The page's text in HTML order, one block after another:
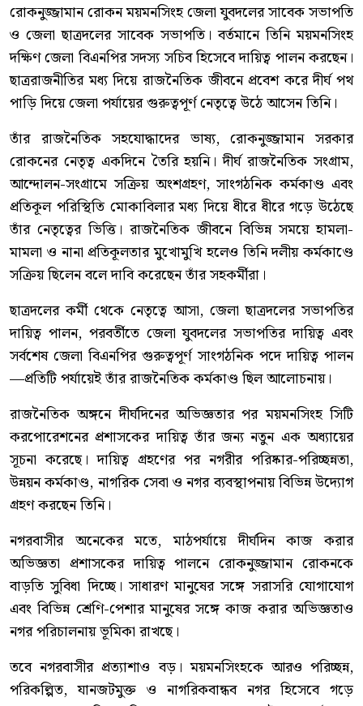
রোকনুজ্জামান রোকন ময়মনসিংহ জেলা যুবদলের সাবেক সভাপতি
ও জেলা ছাত্রদলের সাবেক সভাপতি। বর্তমানে তিনি ময়মনসিংহ
দক্ষিণ জেলা বিএনপির সদস্য সচিব হিসেবে দায়িত্ব পালন করছেন।
ছাত্ররাজনীতির মধ্য দিয়ে রাজনৈতিক জীবনে প্রবেশ করে দীর্ঘ পথ
পাড়ি দিয়ে জেলা পর্যায়ের গুরুত্বপূর্ণ নেতৃত্বে উঠে আসেন তিনি।
তাঁর রাজনৈতিক সহযোদ্ধাদের ভাষ্য, রোকনুজ্জামান সরকার
রোকনের নেতৃত্ব একদিনে তৈরি হয়নি। দীর্ঘ রাজনৈতিক সংগ্রাম,
আন্দোলন-সংগ্রামে সক্রিয় অংশগ্রহণ, সাংগঠনিক কর্মকাণ্ড এবং
প্রতিকূল পরিস্থিতি মোকাবিলার মধ্য দিয়ে ধীরে ধীরে গড়ে উঠেছে
তাঁর নেতৃত্বের ভিত্তি। রাজনৈতিক জীবনে বিভিন্ন সময়ে হামলা-
মামলা ও নানা প্রতিকূলতার মুখোমুখি হলেও তিনি দলীয় কর্মকাণ্ডে
সক্রিয় ছিলেন বলে দাবি করেছেন তাঁর সহকর্মীরা।
ছাত্রদলের কর্মী থেকে নেতৃত্বে আসা, জেলা ছাত্রদলের সভাপতির
দায়িত্ব পালন, পরবর্তীতে জেলা যুবদলের সভাপতির দায়িত্ব এবং
সর্বশেষ জেলা বিএনপির গুরুত্বপূর্ণ সাংগঠনিক পদে দায়িত্ব পালন
—প্রতিটি পর্যায়েই তাঁর রাজনৈতিক কর্মকাণ্ড ছিল আলোচনায়।
রাজনৈতিক অঙ্গনে দীর্ঘদিনের অভিজ্ঞতার পর ময়মনসিংহ সিটি
করপোরেশনের প্রশাসকের দায়িত্ব তাঁর জন্য নতুন এক অধ্যায়ের
সূচনা করেছে। দায়িত্ব গ্রহণের পর নগরীর পরিষ্কার-পরিচ্ছন্নতা,
উন্নয়ন কর্মকাণ্ড, নাগরিক সেবা ও নগর ব্যবস্থাপনায় বিভিন্ন উদ্যোগ
গ্রহণ করছেন তিনি।
নগরবাসীর অনেকের মতে, মাঠপর্যায়ে দীর্ঘদিন কাজ করার
অভিজ্ঞতা প্রশাসকের দায়িত্ব পালনে রোকনুজ্জামান রোকনকে
বাড়তি সুবিধা দিচ্ছে। সাধারণ মানুষের সঙ্গে সরাসরি যোগাযোগ
এবং বিভিন্ন শ্রেণি-পেশার মানুষের সঙ্গে কাজ করার অভিজ্ঞতাও
নগর পরিচালনায় ভূমিকা রাখছে।
তবে নগরবাসীর প্রত্যাশাও বড়। ময়মনসিংহকে আরও পরিচ্ছন্ন,
পরিকল্পিত, যানজটমুক্ত ও নাগরিকবান্ধব নগর হিসেবে গড়ে